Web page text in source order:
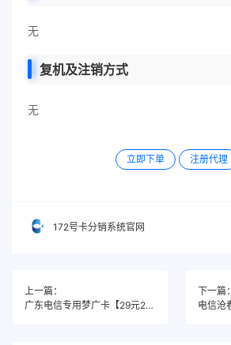
无
复机及注销方式
无
立即下单 注册代理
172号卡分销系统官网
上一篇：
广东电信专用梦广卡【29元265G+100分钟】
下一篇：